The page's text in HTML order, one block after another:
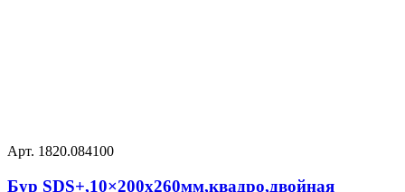
Арт. 1820.084100
Бур SDS+,10×200х260мм,квадро,двойная